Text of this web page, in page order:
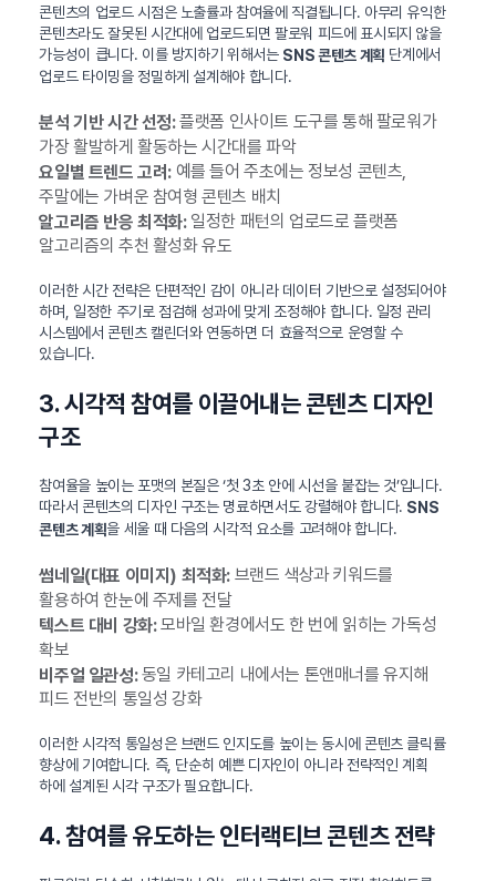
콘텐츠의 업로드 시점은 노출률과 참여율에 직결됩니다. 아무리 유익한
콘텐츠라도 잘못된 시간대에 업로드되면 팔로워 피드에 표시되지 않을
가능성이 큽니다. 이를 방지하기 위해서는 SNS 콘텐츠 계획 단계에서
업로드 타이밍을 정밀하게 설계해야 합니다.
분석 기반 시간 선정:플랫폼 인사이트 도구를 통해 팔로워가
가장 활발하게 활동하는 시간대를 파악
요일별 트렌드 고려:예를 들어 주초에는 정보성 콘텐츠,
주말에는 가벼운 참여형 콘텐츠 배치
알고리즘 반응 최적화:일정한 패턴의 업로드로 플랫폼
알고리즘의 추천 활성화 유도
이러한 시간 전략은 단편적인 감이 아니라 데이터 기반으로 설정되어야
하며, 일정한 주기로 점검해 성과에 맞게 조정해야 합니다. 일정 관리
시스템에서 콘텐츠 캘린더와 연동하면 더 효율적으로 운영할 수
있습니다.
3. 시각적 참여를 이끌어내는 콘텐츠 디자인
구조
참여율을 높이는 포맷의 본질은 ‘첫 3초 안에 시선을 붙잡는 것’입니다.
따라서 콘텐츠의 디자인 구조는 명료하면서도 강렬해야 합니다. SNS
콘텐츠 계획을 세울 때 다음의 시각적 요소를 고려해야 합니다.
썸네일(대표 이미지) 최적화:브랜드 색상과 키워드를
활용하여 한눈에 주제를 전달
텍스트 대비 강화:모바일 환경에서도 한 번에 읽히는 가독성
확보
비주얼 일관성:동일 카테고리 내에서는 톤앤매너를 유지해
피드 전반의 통일성 강화
이러한 시각적 통일성은 브랜드 인지도를 높이는 동시에 콘텐츠 클릭률
향상에 기여합니다. 즉, 단순히 예쁜 디자인이 아니라 전략적인 계획
하에 설계된 시각 구조가 필요합니다.
4. 참여를 유도하는 인터랙티브 콘텐츠 전략